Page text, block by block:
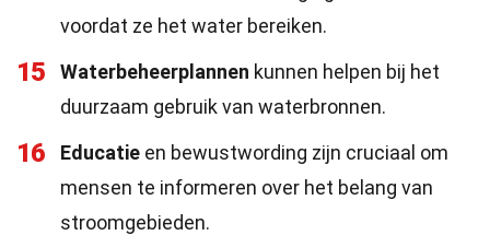
voordat ze het water bereiken.
15 Waterbeheerplannen kunnen helpen bij het
duurzaam gebruik van waterbronnen.
16 Educatie en bewustwording zijn cruciaal om
mensen te informeren over het belang van
stroomgebieden.